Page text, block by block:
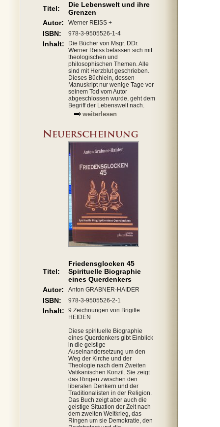
Titel:
Die Lebenswelt und ihre
Grenzen
Autor:
Werner REISS +
ISBN: 978-3-9505526-1-4
Inhalt:
Die Bücher von Msgr. DDr.
Werner Reiss befassen sich mit
theologischen und
philosophischen Themen. Alle
sind mit Herzblut geschrieben.
Dieses Büchlein, dessen
Manuskript nur wenige Tage vor
seinem Tod vom Autor
abgeschlossen wurde, geht dem
Begriff der Lebenswelt nach.
weiterlesen
Titel:
Friedensglocken 45
Spirituelle Biographie
eines Querdenkers
Autor:
Anton GRABNER-HAIDER
ISBN: 978-3-9505526-2-1
Inhalt:
9 Zeichnungen von Brigitte
HEIDEN
Diese spirituelle Biographie
eines Querdenkers gibt Einblick
in die geistige
Auseinandersetzung um den
Weg der Kirche und der
Theologie nach dem Zweiten
Vatikanischen Konzil. Sie zeigt
das Ringen zwischen den
liberalen Denkern und der
Traditionalisten in der Religion.
Das Buch zeigt aber auch die
geistige Situation der Zeit nach
dem zweiten Weltkrieg, das
Ringen um sie Demokratie, den